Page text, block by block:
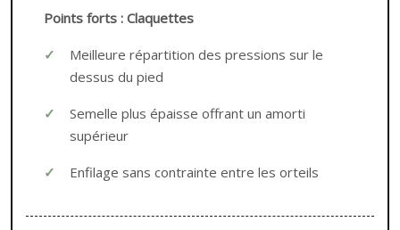
Points forts : Claquettes
Meilleure répartition des pressions sur le
dessus du pied
Semelle plus épaisse offrant un amorti
supérieur
Enfilage sans contrainte entre les orteils